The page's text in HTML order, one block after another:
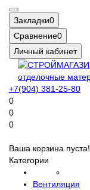
Закладки0
Сравнение0
Личный кабинет
+7(904) 381-25-80
0
0
0
Ваша корзина пуста!
Категории
Вентиляция